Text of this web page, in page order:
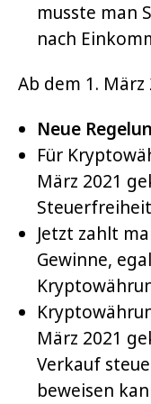
musste man
nach
Ab dem 1.
Neue
Für
März 2021
Jetzt zahlt
Gewinne,
März 2021
Verkauf
beweisen